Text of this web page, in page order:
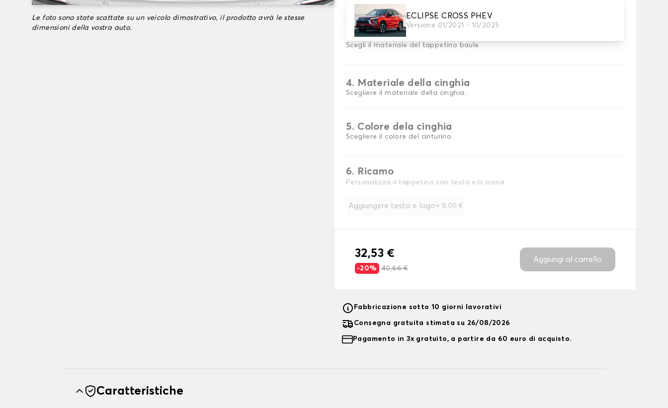
Le foto sono state scattate su un veicolo dimostrativo, il prodotto avrà le stesse
dimensioni della vostra auto.
ECLIPSE CROSS PHEV
Versione 01/2021 - 10/2025
3. Colori dei tappetini
Scegli il materiale del tappetino baule.
4. Materiale della cinghia
Scegliere il materiale della cinghia.
5. Colore dela cinghia
Scegliere il colore del cinturino.
6. Ricamo
Personalizza il tappetino con testo e/o icona
Aggiungere testo e logo+ 8,00 €
32,53 €
-20% 40,66 €
Aggiungi al carrello
Fabbricazione sotto 10 giorni lavorativi
Consegna gratuita stimata su 26/08/2026
Pagamento in 3x gratuito, a partire da 60 euro di acquisto.
Caratteristiche